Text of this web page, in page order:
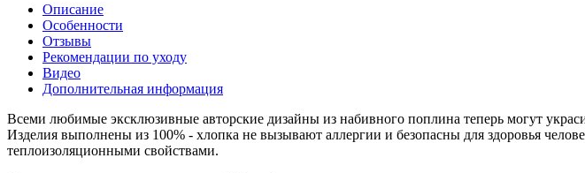
Описание
Особенности
Отзывы
Рекомендации по уходу
Видео
Дополнительная информация
Всеми любимые эксклюзивные авторские дизайны из набивного поплина теперь могут
Изделия выполнены из 100% - хлопка не вызывают аллергии и безопасны для здоровья
теплоизоляционными свойствами.